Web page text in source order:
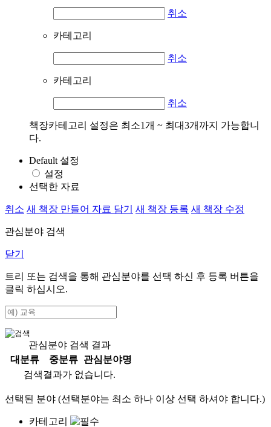
취소
카테고리
취소
카테고리
취소
책장카테고리 설정은 최소1개 ~ 최대3개까지 가능합니
다.
Default 설정
설정
선택한 자료
취소 새 책장 만들어 자료 담기 새 책장 등록 새 책장 수정
관심분야 검색
닫기
트리 또는 검색을 통해 관심분야를 선택 하신 후 등록 버튼을
클릭 하십시오.
관심분야 검색 결과
대분류
중분류
관심분야명
검색결과가 없습니다.
선택된 분야 (선택분야는 최소 하나 이상 선택 하셔야 합니다.)
카테고리